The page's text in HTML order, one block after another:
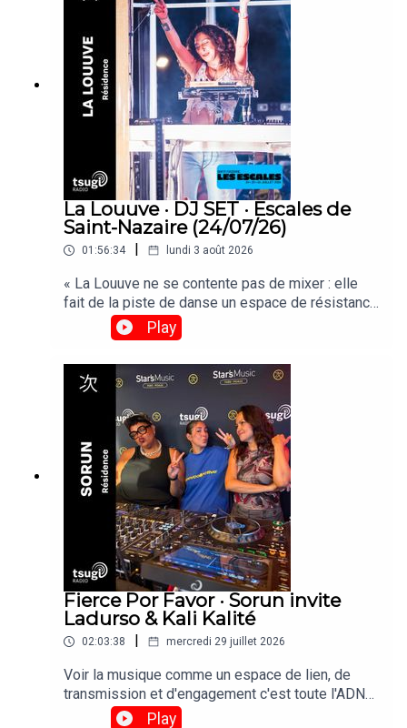
La Louuve · DJ SET · Escales de
Saint-Nazaire (24/07/26)
01:56:34 | lundi 3 août 2026
« La Louuve ne se contente pas de mixer : elle
fait de la piste de danse un espace de résistance
et de réinvention culturelle. »Retrouvez son set
enregistré depuis le Club 360 des Escales de
Saint-Nazaire le vendredi 24 Juillet 2026. © Brice
Photo
Play
Fierce Por Favor · Sorun invite
Ladurso & Kali Kalité
02:03:38 mercredi 29 juillet 2026
Voir la musique comme un espace de lien, de
transmission et d'engagement c'est toute l'ADN
de la résidence Fierce Por Favor, imaginé par
Play